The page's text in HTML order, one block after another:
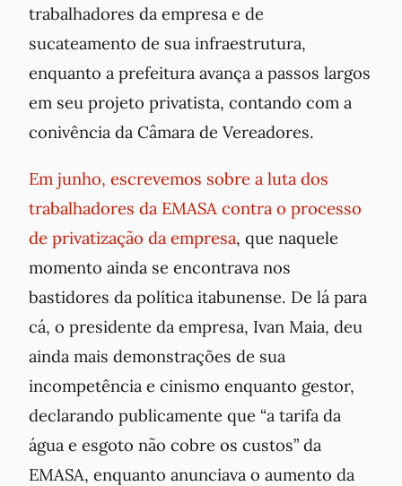
trabalhadores da empresa e de
sucateamento de sua infraestrutura,
enquanto a prefeitura avança a passos largos
em seu projeto privatista, contando com a
conivência da Câmara de Vereadores.
Em junho, escrevemos sobre a luta dos
trabalhadores da EMASA contra o processo
de privatização da empresa, que naquele
momento ainda se encontrava nos
bastidores da política itabunense. De lá para
cá, o presidente da empresa, Ivan Maia, deu
ainda mais demonstrações de sua
incompetência e cinismo enquanto gestor,
declarando publicamente que “a tarifa da
água e esgoto não cobre os custos” da
EMASA, enquanto anunciava o aumento da